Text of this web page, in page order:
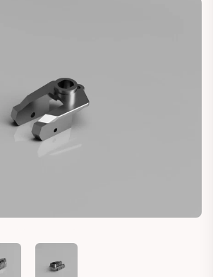
CRANK MECHANISM BRACKET
E30 SUNROOF CRANK MECHANISM
BMW E30 SUNROOF CRANK